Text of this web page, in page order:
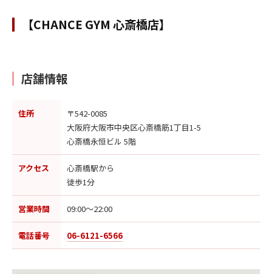
【CHANCE GYM 心斎橋店】
店舗情報
住所
〒542-0085
大阪府大阪市中央区心斎橋筋1丁目1-5
心斎橋永恒ビル 5階
アクセス
心斎橋駅から
徒歩1分
営業時間 09:00〜22:00
電話番号 06-6121-6566